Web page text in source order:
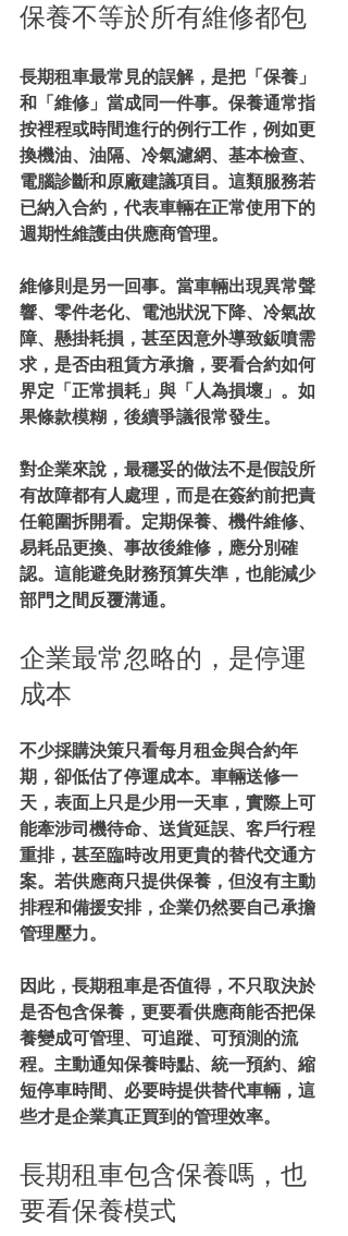
保養不等於所有維修都包
長期租車最常見的誤解，是把「保養」
和「維修」當成同一件事。保養通常指
按裡程或時間進行的例行工作，例如更
換機油、油隔、冷氣濾網、基本檢查、
電腦診斷和原廠建議項目。這類服務若
已納入合約，代表車輛在正常使用下的
週期性維護由供應商管理。
維修則是另一回事。當車輛出現異常聲
響、零件老化、電池狀況下降、冷氣故
障、懸掛耗損，甚至因意外導致鈑噴需
求，是否由租賃方承擔，要看合約如何
界定「正常損耗」與「人為損壞」。如
果條款模糊，後續爭議很常發生。
對企業來說，最穩妥的做法不是假設所
有故障都有人處理，而是在簽約前把責
任範圍拆開看。定期保養、機件維修、
易耗品更換、事故後維修，應分別確
認。這能避免財務預算失準，也能減少
部門之間反覆溝通。
企業最常忽略的，是停運
成本
不少採購決策只看每月租金與合約年
期，卻低估了停運成本。車輛送修一
天，表面上只是少用一天車，實際上可
能牽涉司機待命、送貨延誤、客戶行程
重排，甚至臨時改用更貴的替代交通方
案。若供應商只提供保養，但沒有主動
排程和備援安排，企業仍然要自己承擔
管理壓力。
因此，長期租車是否值得，不只取決於
是否包含保養，更要看供應商能否把保
養變成可管理、可追蹤、可預測的流
程。主動通知保養時點、統一預約、縮
短停車時間、必要時提供替代車輛，這
些才是企業真正買到的管理效率。
長期租車包含保養嗎，也
要看保養模式